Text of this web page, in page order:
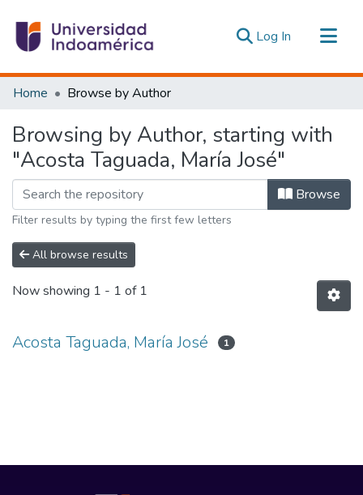
Log In (current)
Communities & Collections
Estadísticas Externas
Home Browse by Author
Browsing by Author, starting with
"Acosta Taguada, María José"
Browse
Filter results by typing the first few letters
All browse results
Now showing 1 - 1 of 1
Acosta Taguada, María José 1